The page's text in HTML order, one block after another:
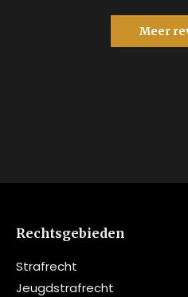
Meer
Rechtsgebieden
Strafrecht
Jeugdstrafrecht